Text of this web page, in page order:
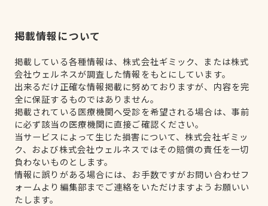
掲載情報について
掲載している各種情報は、株式会社ギミック、または株式
会社ウェルネスが調査した情報をもとにしています。
出来るだけ正確な情報掲載に努めておりますが、内容を完
全に保証するものではありません。
掲載されている医療機関へ受診を希望される場合は、事前
に必ず該当の医療機関に直接ご確認ください。
当サービスによって生じた損害について、株式会社ギミッ
ク、および株式会社ウェルネスではその賠償の責任を一切
負わないものとします。
情報に誤りがある場合には、お手数ですがお問い合わせフ
ォームより編集部までご連絡をいただけますようお願いい
たします。